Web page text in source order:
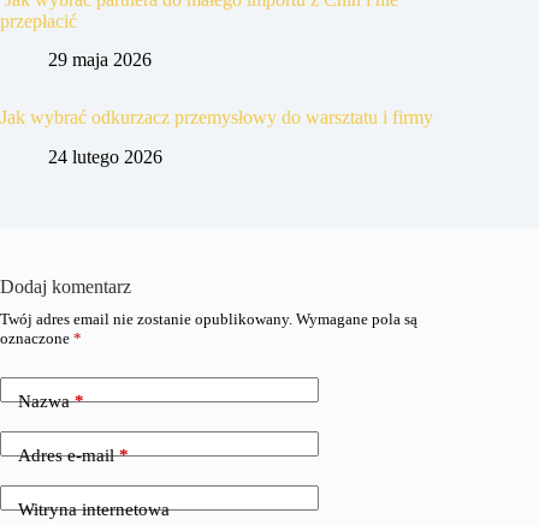
przepłacić
29 maja 2026
Jak wybrać odkurzacz przemysłowy do warsztatu i firmy
24 lutego 2026
Dodaj komentarz
Twój adres email nie zostanie opublikowany. Wymagane pola są
oznaczone *
Nazwa*
Adres e-mail*
Witryna internetowa